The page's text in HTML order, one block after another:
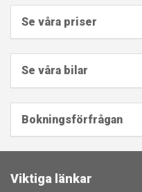
Se våra priser
Se våra bilar
Bokningsförfrågan
Viktiga länkar